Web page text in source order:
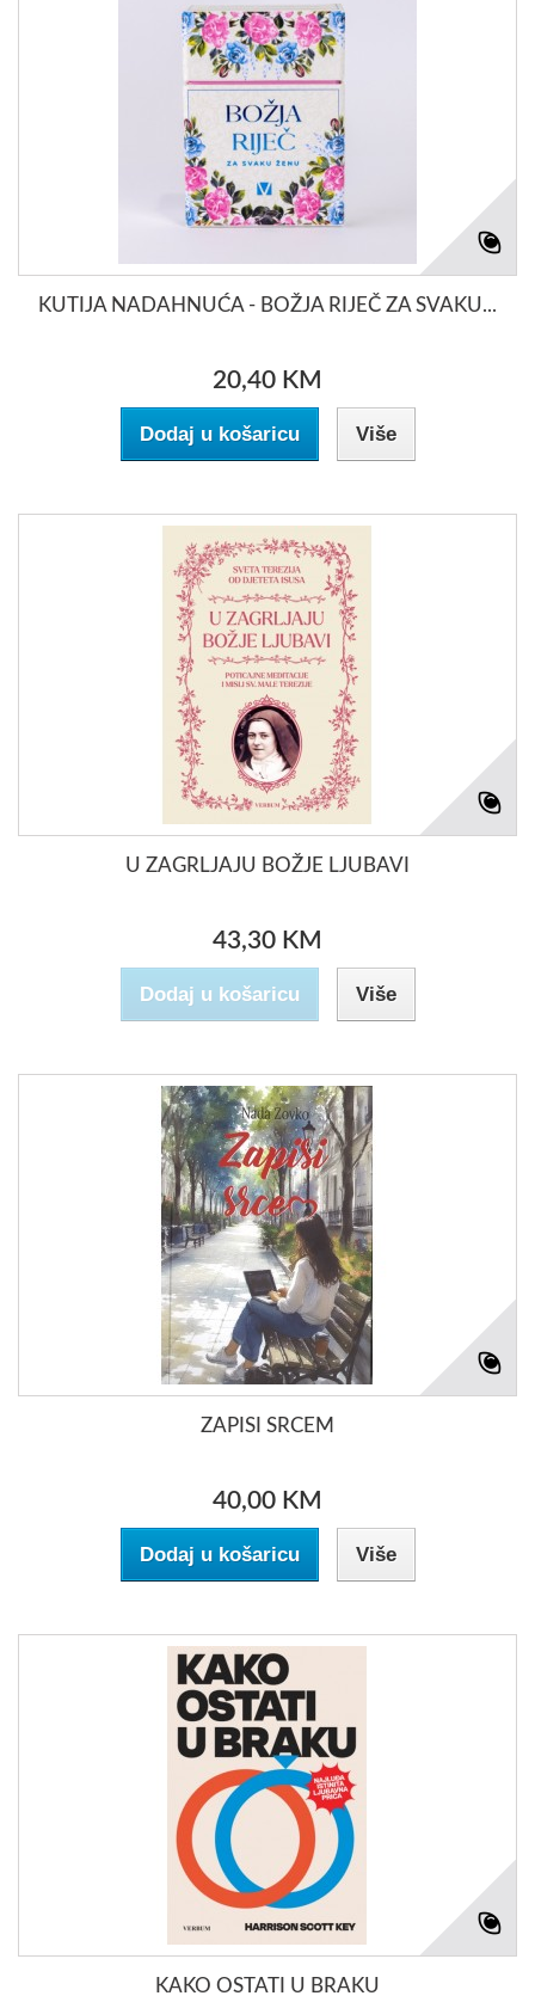
KUTIJA NADAHNUĆA - BOŽJA RIJEČ ZA SVAKU...
20,40 KM
Dodaj u košaricu Više
U ZAGRLJAJU BOŽJE LJUBAVI
43,30 KM
Dodaj u košaricu Više
ZAPISI SRCEM
40,00 KM
Dodaj u košaricu Više
KAKO OSTATI U BRAKU